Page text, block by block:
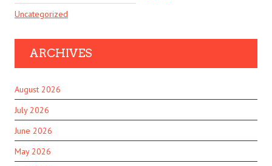
Uncategorized
ARCHIVES
August 2026
July 2026
June 2026
May 2026